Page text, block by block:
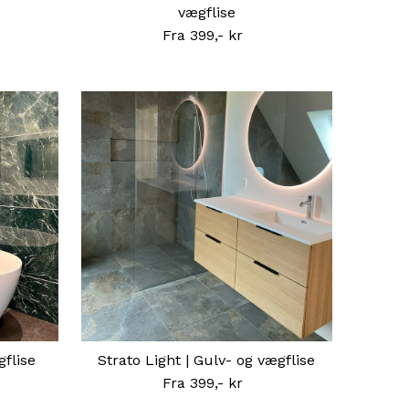
vægflise
Normal
Fra 399,- kr
Strato Light | Gulv- og vægflise
Normal
Fra 399,- kr